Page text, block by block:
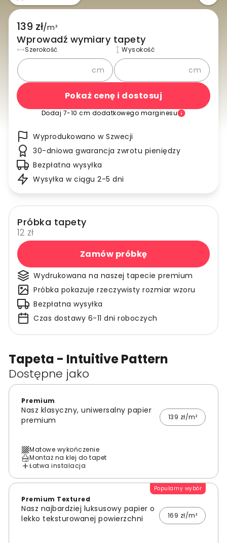
Tapeta - Intuitive Pattern
Dostępne jako
Premium
Nasz klasyczny, uniwersalny papier
premium
139 zł/m²
Matowe wykończenie
Montaż na klej do tapet
Łatwa instalacja
Popularny wybór
Premium Textured
Nasz najbardziej luksusowy papier o
lekko teksturowanej powierzchni
169 zł/m²
139 zł/m²
Wprowadź wymiary tapety
Szerokość
cm
Wysokość
cm
Pokaż cenę i dostosuj
Dodaj 7-10 cm dodatkowego marginesu
Wyprodukowano w Szwecji
30-dniowa gwarancja zwrotu pieniędzy
Bezpłatna wysyłka
Wysyłka w ciągu 2-5 dni
Próbka tapety
12 zł
Zamów próbkę
Wydrukowana na naszej tapecie premium
Próbka pokazuje rzeczywisty rozmiar wzoru
Bezpłatna wysyłka
Czas dostawy 6-11 dni roboczych